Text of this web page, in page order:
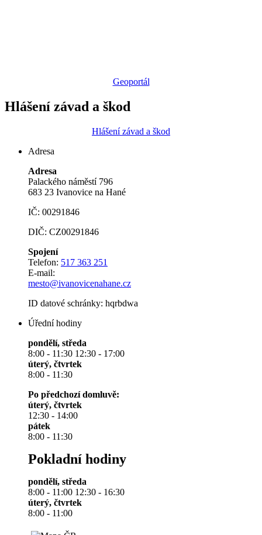
Geoportál
Hlášení závad a škod
Hlášení závad a škod
Adresa
Adresa
Palackého náměstí 796
683 23 Ivanovice na Hané
IČ: 00291846
DIČ: CZ00291846
Spojení
Telefon: 517 363 251
E-mail:
mesto@ivanovicenahane.cz
ID datové schránky: hqrbdwa
Úřední hodiny
pondělí, středa
8:00 - 11:30 12:30 - 17:00
úterý, čtvrtek
8:00 - 11:30
Po předchozí domluvě:
úterý, čtvrtek
12:30 - 14:00
pátek
8:00 - 11:30
Pokladní hodiny
pondělí, středa
8:00 - 11:00 12:30 - 16:30
úterý, čtvrtek
8:00 - 11:00